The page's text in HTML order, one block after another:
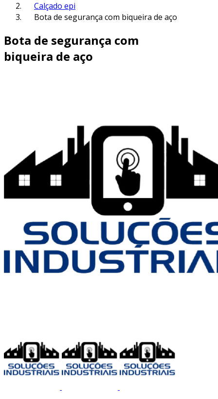
Calçado epi
Bota de segurança com biqueira de aço
Bota de segurança com
biqueira de aço